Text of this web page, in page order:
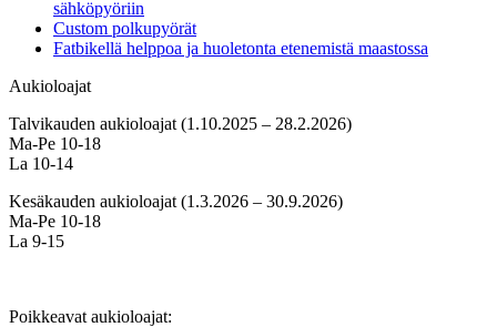
sähköpyöriin
Custom polkupyörät
Fatbikellä helppoa ja huoletonta etenemistä maastossa
Aukioloajat
Talvikauden aukioloajat (1.10.2025 – 28.2.2026)
Ma-Pe 10-18
La 10-14
Kesäkauden aukioloajat (1.3.2026 – 30.9.2026)
Ma-Pe 10-18
La 9-15
Poikkeavat aukioloajat: